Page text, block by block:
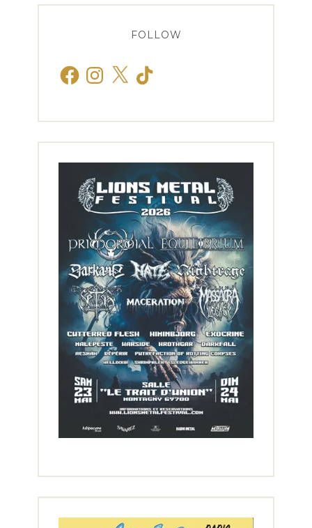
FOLLOW
FacebookInstagram
X TikTok